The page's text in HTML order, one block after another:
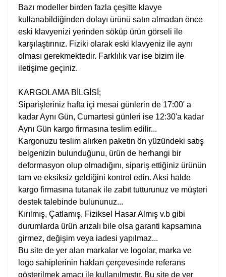
Bazı modeller birden fazla çeşitte klavye
kullanabildiğinden dolayı ürünü satın almadan önce
eski klavyenizi yerinden söküp ürün görseli ile
karşılaştırınız. Fiziki olarak eski klavyeniz ile aynı
olması gerekmektedir. Farklılık var ise bizim ile
iletişime geçiniz.
KARGOLAMA BİLGİSİ;
Siparişleriniz hafta içi mesai günlerin de 17:00' a
kadar Aynı Gün, Cumartesi günleri ise 12:30'a kadar
Aynı Gün kargo firmasına teslim edilir...
Kargonuzu teslim alırken paketin ön yüzündeki satış
belgenizin bulunduğunu, ürün de herhangi bir
deformasyon olup olmadığını, sipariş ettiğiniz ürünün
tam ve eksiksiz geldiğini kontrol edin. Aksi halde
kargo firmasına tutanak ile zabıt tutturunuz ve müşteri
destek talebinde bulununuz...
Kırılmış, Çatlamış, Fiziksel Hasar Almış v.b gibi
durumlarda ürün arızalı bile olsa garanti kapsamına
girmez, değişim veya iadesi yapılmaz...
Bu site de yer alan markalar ve logolar, marka ve
logo sahiplerinin hakları çerçevesinde referans
gösterilmek amacı ile kullanılmıştır. Bu site de yer